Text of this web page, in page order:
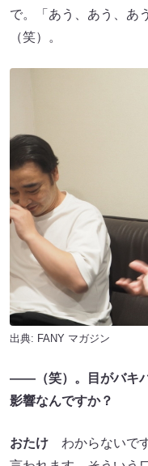
で。「あう、あう、あ
（笑）。
出典: FANY マガジン
――（笑）。目がバキ
影響なんですか？
おたけ わからないで